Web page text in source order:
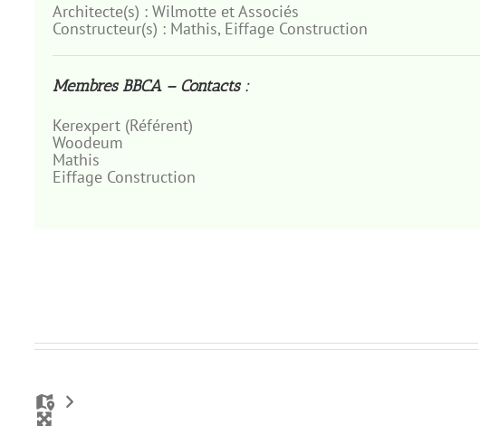
Architecte(s) : Wilmotte et Associés
Constructeur(s) : Mathis, Eiffage Construction
Membres BBCA – Contacts :
Kerexpert (Référent)
Woodeum
Mathis
Eiffage Construction